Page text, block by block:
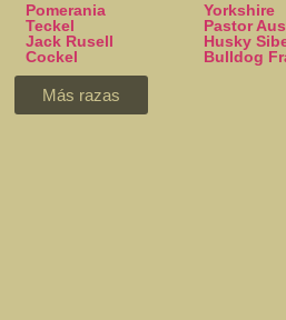
Pomerania
Teckel
Jack Rusell
Cockel
Yorkshire
Pastor
Husky
Bulldog
Más razas